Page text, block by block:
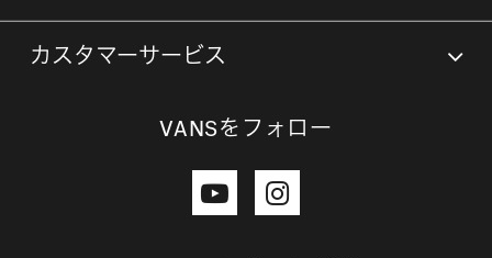
カスタマーサービス
VANSをフォロー